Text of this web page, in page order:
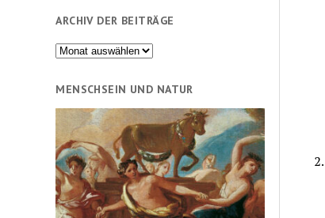
ARCHIV DER BEITRÄGE
Archiv
Beiträge
MENSCHSEIN UND NATUR